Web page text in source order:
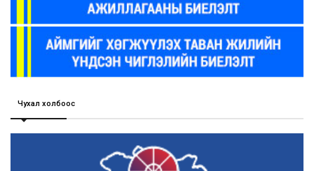
Чухал холбоос